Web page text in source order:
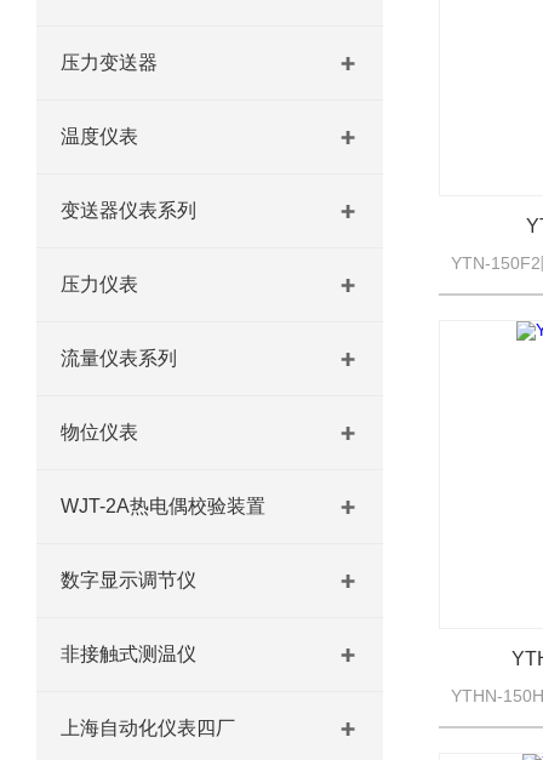
压力变送器
温度仪表
变送器仪表系列
压力仪表
流量仪表系列
物位仪表
WJT-2A热电偶校验装置
数字显示调节仪
非接触式测温仪
上海自动化仪表四厂